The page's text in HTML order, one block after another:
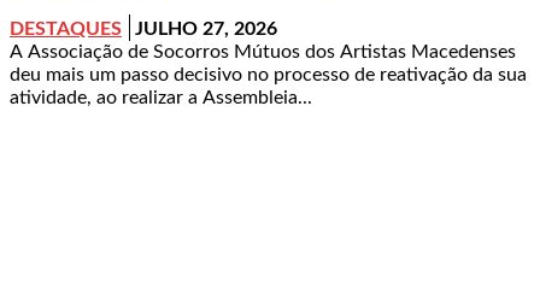
DESTAQUES
JULHO 27, 2026
A Associação de Socorros Mútuos dos Artistas Macedenses
deu mais um passo decisivo no processo de reativação da sua
atividade, ao realizar a Assembleia...